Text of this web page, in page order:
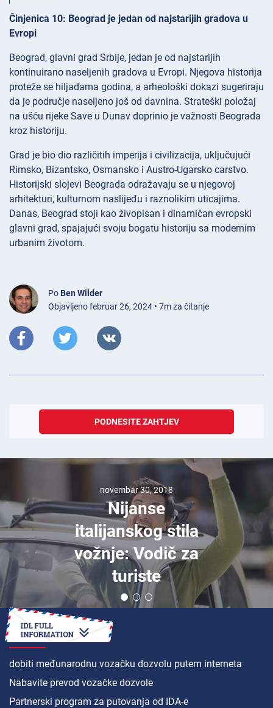
Činjenica 10: Beograd je jedan od najstarijih gradova u
Evropi
Beograd, glavni grad Srbije, jedan je od najstarijih
kontinuirano naseljenih gradova u Evropi. Njegova historija
proteže se hiljadama godina, a arheološki dokazi sugeriraju
da je područje naseljeno još od davnina. Strateški položaj
na ušću rijeke Save u Dunav doprinio je važnosti Beograda
kroz historiju.
Grad je bio dio različitih imperija i civilizacija, uključujući
Rimsko, Bizantsko, Osmansko i Austro-Ugarsko carstvo.
Historijski slojevi Beograda odražavaju se u njegovoj
arhitekturi, kulturnom naslijeđu i raznolikim uticajima.
Danas, Beograd stoji kao živopisan i dinamičan evropski
glavni grad, spajajući svoju bogatu historiju sa modernim
urbanim životom.
Po Ben Wilder
Objavljeno februar 26, 2024 • 7m za čitanje
PODNESITE ZAHTJEV
novembar 30, 2018
Nijanse
italijanskog stila
vožnje: Vodič za
turiste
KAKO
dobiti međunarodnu vozačku dozvolu putem interneta
Nabavite prevod vozačke dozvole
Partnerski program za putovanja od IDA-e